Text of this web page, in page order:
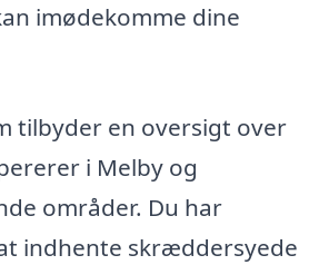
imødekomme dine
tilbyder en oversigt over
i Melby og
områder. Du har
indhente skræddersyede